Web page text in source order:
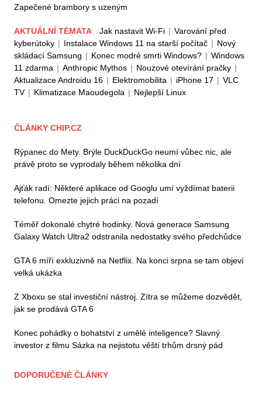
Zapečené brambory s uzeným
AKTUÁLNÍ TÉMATA Jak nastavit Wi-Fi | Varování před
kyberútoky | Instalace Windows 11 na starší počítač | Nový
skládací Samsung | Konec modré smrti Windows? | Windows
11 zdarma | Anthropic Mythos | Nouzové otevírání pračky |
Aktualizace Androidu 16 | Elektromobilita | iPhone 17 | VLC
TV | Klimatizace Maoudegola | Nejlepší Linux
ČLÁNKY CHIP.CZ
Rýpanec do Mety. Brýle DuckDuckGo neumí vůbec nic, ale
právě proto se vyprodaly během několika dní
Ajťák radí: Některé aplikace od Googlu umí vyždímat baterii
telefonu. Omezte jejich práci na pozadí
Téměř dokonalé chytré hodinky. Nová generace Samsung
Galaxy Watch Ultra2 odstranila nedostatky svého předchůdce
GTA 6 míří exkluzivně na Netflix. Na konci srpna se tam objeví
velká ukázka
Z Xboxu se stal investiční nástroj. Zítra se můžeme dozvědět,
jak se prodává GTA 6
Konec pohádky o bohatství z umělé inteligence? Slavný
investor z filmu Sázka na nejistotu věští trhům drsný pád
DOPORUČENÉ ČLÁNKY